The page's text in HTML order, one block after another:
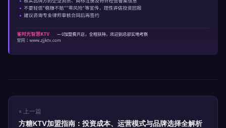
« 上一篇
方糖KTV加盟指南：投资成本、运营模式与品牌选择全解析